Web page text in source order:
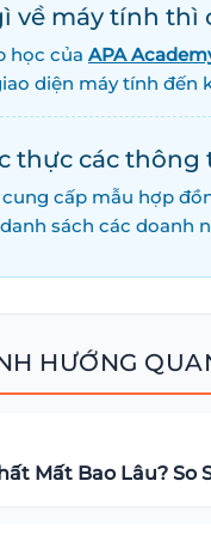
về máy tính
học của APA
diện máy tính đến
thực các
cấp mẫu hợp
sách các doanh
HƯỚNG
Mất Bao Lâu?